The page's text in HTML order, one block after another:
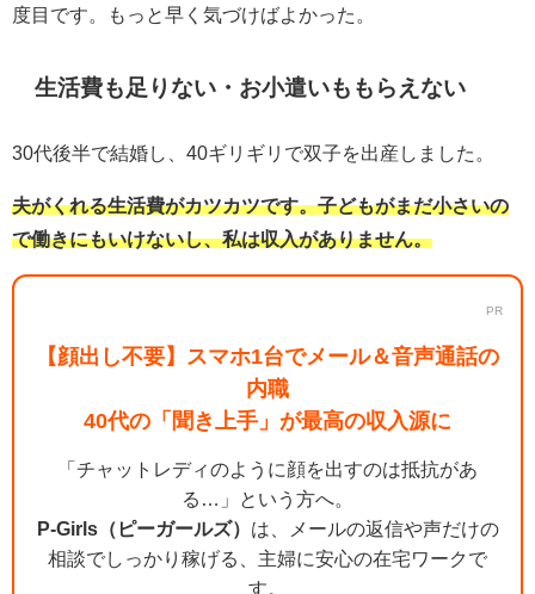
度目です。もっと早く気づけばよかった。
生活費も足りない・お小遣いももらえない
30代後半で結婚し、40ギリギリで双子を出産しました。
夫がくれる生活費がカツカツです。子どもがまだ小さいの
で働きにもいけないし、私は収入がありません。
PR
【顔出し不要】スマホ1台でメール＆音声通話の
内職
40代の「聞き上手」が最高の収入源に
「チャットレディのように顔を出すのは抵抗があ
る…」という方へ。
P-Girls（ピーガールズ） は、メールの返信や声だけの
相談でしっかり稼げる、主婦に安心の在宅ワークで
す。